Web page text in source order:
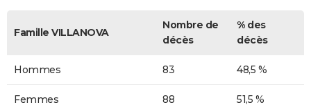
Famille VILLANOVA
Nombre de
décès
% des
décès
Hommes 83 48,5 %
Femmes 88 51,5 %